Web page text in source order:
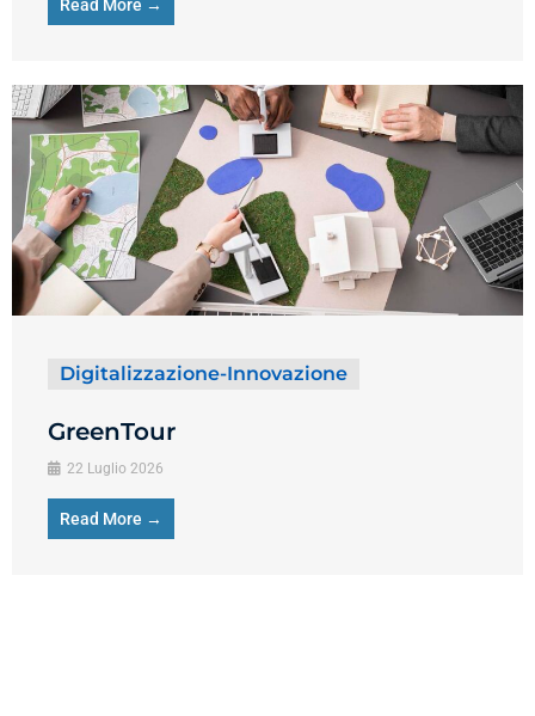
Read More →
Digitalizzazione-Innovazione
GreenTour
22 Luglio 2026
Read More →